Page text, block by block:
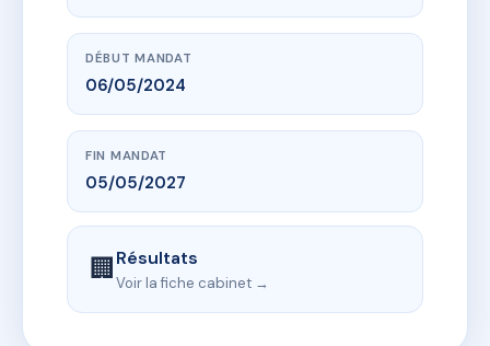
DÉBUT MANDAT
06/05/2024
FIN MANDAT
05/05/2027
🏢Résultats
Voir la fiche cabinet →